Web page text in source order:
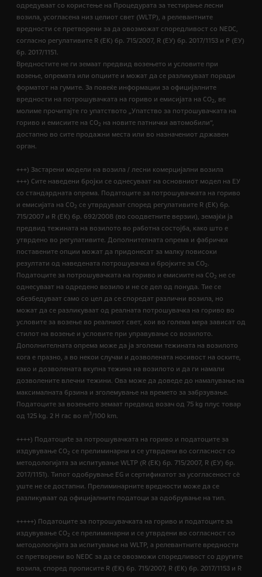
одредуваат со користење на Процедурата за тестирање лесни
возила, усогласена низ целиот свет (WLTP), а релевантните
вредности се претворени за да овозможат споредливост со NEDC,
согласно регулативите R (EК) бр. 715/2007, R (ЕУ) бр. 2017/1153 и Р (ЕУ)
бр. 2017/1151.
Вредностите не ги земаат предвид возењето и условите при
возење, опремата или опциите и можат да се разликуваат поради
форматот на гумите. За повеќе информации за официјалните
вредности на потрошувачката на гориво и емисијата на CO2, ве
молиме прочитајте го упатството „Упатство за потрошувачката на
гориво и емисиите на CO2 на новите патнички автомобили“,
достапно во сите продажни места или во назначениот државен
орган.
+++) Застарени модели на возила / лесни комерцијални возила
+++) Сите наведени бројки се однесуваат на основниот модел на ЕУ
со стандардната опрема. Податоците за потрошувачката на гориво
и емисијата на СО2 се утврдуваат според регулативите R (ЕК) бр.
715/2007 и R (ЕК) бр. 692/2008 (во соодветните верзии), земајќи ја
предвид тежината на возилото во работна состојба, како што е
утврдено во регулативите. Дополнителната опрема и фабрички
поставените опции можат да придонесат за малку повисоки
резултати од наведената потрошувачка и бројките за CO2.
Податоците за потрошувачката на гориво и емисиите на CO2 не се
однесуваат на одредено возило и не се дел од понуда. Тие се
обезбедуваат само со цел да се споредат различни возила, но
можат да се разликуваат од реалната потрошувачка на гориво во
условите за возење во реалниот свет, кои во голема мера зависат од
стилот на возење и условите при управување со возилото.
Дополнителната опрема може да ја зголеми тежината на возилото
кога е празно, а во некои случаи и дозволената носивост на оските,
како и дозволената вкупна тежина на возилото и да ги намали
дозволените влечни тежини. Ова може да доведе до намалување на
максималната брзина и зголемување на времето за забрзување.
Податоците за возењето земаат предвид возач од 75 kg плус товар
од 125 kg. 2 H гас во m3/100 km.
++++) Податоциte за потрошувачката на гориво и податоците за
издувување CO2 се прелиминарни и се утврдени во согласност со
методологијата за испитување WLTP (R (EК) бр. 715/2007, R (ЕУ) бр.
2017/1151). Типот одобрување EG и сертификатот за усогласеност сѐ
уште не се достапни. Прелиминарните вредности може да се
разликуваат од официјалните податоци за одобрување на тип.
+++++) Податоците за потрошувачката на гориво и податоците за
издувување CO2 се прелиминарни и се утврдени во согласност со
методологијата за испитување на WLTP, а релевантните вредности
се претворени во NEDC за да се овозможи споредливост со другите
возила, според прописите R (EК) бр. 715/2007, R (ЕК) бр. 2017/1153 и R